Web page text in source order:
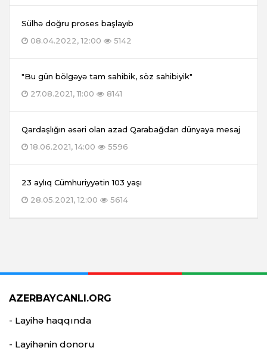
Sülhə doğru proses başlayıb
08.04.2022, 12:00
5142
"Bu gün bölgəyə tam sahibik, söz sahibiyik"
27.08.2021, 11:00
8141
Qardaşlığın əsəri olan azad Qarabağdan dünyaya mesaj
18.06.2021, 14:00
5596
23 aylıq Cümhuriyyətin 103 yaşı
28.05.2021, 12:00
5614
AZERBAYCANLI.ORG
- Layihə haqqında
- Layihənin donoru